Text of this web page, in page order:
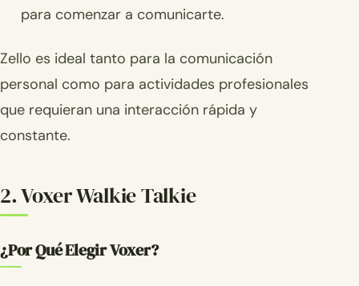
para comenzar a comunicarte.
Zello es ideal tanto para la comunicación
personal como para actividades profesionales
que requieran una interacción rápida y
constante.
2. Voxer Walkie Talkie
¿Por Qué Elegir Voxer?